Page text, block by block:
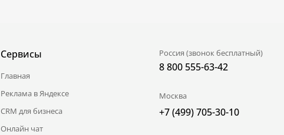
Сервисы
Главная
Реклама в Яндексе
CRM для бизнеса
Онлайн чат
Россия (звонок бесплатный)
8 800 555-63-42
Москва
+7 (499) 705-30-10